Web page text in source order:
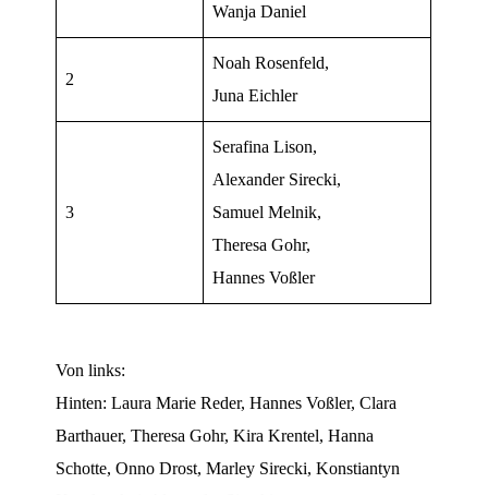
Wanja Daniel
2
Noah Rosenfeld,
Juna Eichler
3
Serafina Lison,
Alexander Sirecki,
Samuel Melnik,
Theresa Gohr,
Hannes Voßler
Von links:
Hinten: Laura Marie Reder, Hannes Voßler, Clara
Barthauer, Theresa Gohr, Kira Krentel, Hanna
Schotte, Onno Drost, Marley Sirecki, Konstiantyn